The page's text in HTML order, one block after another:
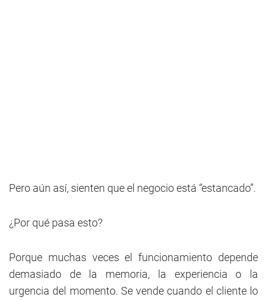
Pero aún así, sienten que el negocio está “estancado”.
¿Por qué pasa esto?
Porque muchas veces el funcionamiento depende
demasiado de la memoria, la experiencia o la
urgencia del momento. Se vende cuando el cliente lo